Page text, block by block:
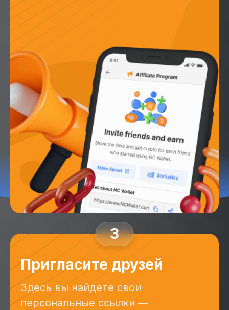
3
Пригласите друзей
Здесь вы найдете свои
персональные ссылки —